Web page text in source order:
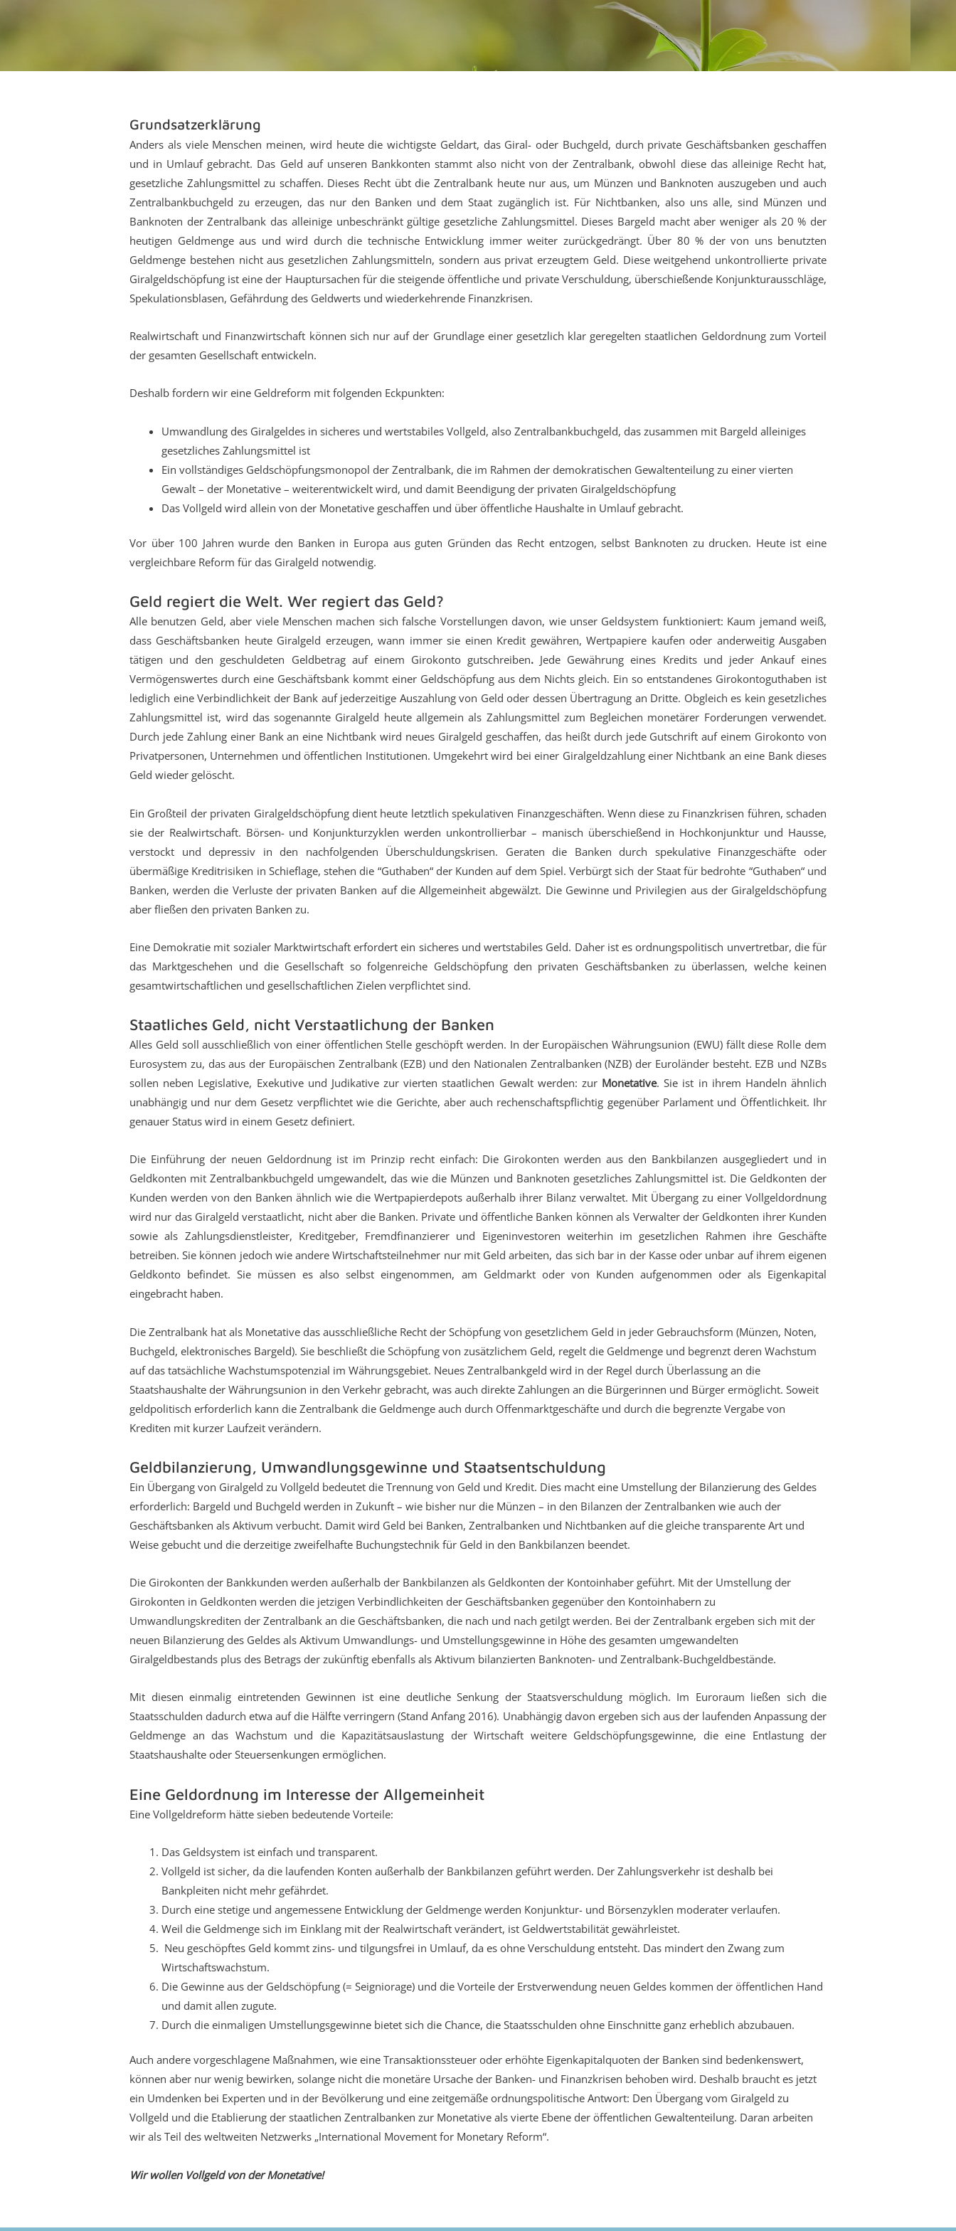
Grundsatzerklärung
Anders als viele Menschen meinen, wird heute die wichtigste Geldart, das Giral- oder Buchgeld, durch private Geschäftsbanken geschaffen
und in Umlauf gebracht. Das Geld auf unseren Bankkonten stammt also nicht von der Zentralbank, obwohl diese das alleinige Recht hat,
gesetzliche Zahlungsmittel zu schaffen. Dieses Recht übt die Zentralbank heute nur aus, um Münzen und Banknoten auszugeben und auch
Zentralbankbuchgeld zu erzeugen, das nur den Banken und dem Staat zugänglich ist. Für Nichtbanken, also uns alle, sind Münzen und
Banknoten der Zentralbank das alleinige unbeschränkt gültige gesetzliche Zahlungsmittel. Dieses Bargeld macht aber weniger als 20 % der
heutigen Geldmenge aus und wird durch die technische Entwicklung immer weiter zurückgedrängt. Über 80 % der von uns benutzten
Geldmenge bestehen nicht aus gesetzlichen Zahlungsmitteln, sondern aus privat erzeugtem Geld. Diese weitgehend unkontrollierte private
Giralgeldschöpfung ist eine der Hauptursachen für die steigende öffentliche und private Verschuldung, überschießende Konjunkturausschläge,
Spekulationsblasen, Gefährdung des Geldwerts und wiederkehrende Finanzkrisen.
Realwirtschaft und Finanzwirtschaft können sich nur auf der Grundlage einer gesetzlich klar geregelten staatlichen Geldordnung zum Vorteil
der gesamten Gesellschaft entwickeln.
Deshalb fordern wir eine Geldreform mit folgenden Eckpunkten:
Umwandlung des Giralgeldes in sicheres und wertstabiles Vollgeld, also Zentralbankbuchgeld, das zusammen mit Bargeld alleiniges
gesetzliches Zahlungsmittel ist
Ein vollständiges Geldschöpfungsmonopol der Zentralbank, die im Rahmen der demokratischen Gewaltenteilung zu einer vierten
Gewalt – der Monetative – weiterentwickelt wird, und damit Beendigung der privaten Giralgeldschöpfung
Das Vollgeld wird allein von der Monetative geschaffen und über öffentliche Haushalte in Umlauf gebracht.
Vor über 100 Jahren wurde den Banken in Europa aus guten Gründen das Recht entzogen, selbst Banknoten zu drucken. Heute ist eine
vergleichbare Reform für das Giralgeld notwendig.
Geld regiert die Welt. Wer regiert das Geld?
Alle benutzen Geld, aber viele Menschen machen sich falsche Vorstellungen davon, wie unser Geldsystem funktioniert: Kaum jemand weiß,
dass Geschäftsbanken heute Giralgeld erzeugen, wann immer sie einen Kredit gewähren, Wertpapiere kaufen oder anderweitig Ausgaben
tätigen und den geschuldeten Geldbetrag auf einem Girokonto gutschreiben. Jede Gewährung eines Kredits und jeder Ankauf eines
Vermögenswertes durch eine Geschäftsbank kommt einer Geldschöpfung aus dem Nichts gleich. Ein so entstandenes Girokontoguthaben ist
lediglich eine Verbindlichkeit der Bank auf jederzeitige Auszahlung von Geld oder dessen Übertragung an Dritte. Obgleich es kein gesetzliches
Zahlungsmittel ist, wird das sogenannte Giralgeld heute allgemein als Zahlungsmittel zum Begleichen monetärer Forderungen verwendet.
Durch jede Zahlung einer Bank an eine Nichtbank wird neues Giralgeld geschaffen, das heißt durch jede Gutschrift auf einem Girokonto von
Privatpersonen, Unternehmen und öffentlichen Institutionen. Umgekehrt wird bei einer Giralgeldzahlung einer Nichtbank an eine Bank dieses
Geld wieder gelöscht.
Ein Großteil der privaten Giralgeldschöpfung dient heute letztlich spekulativen Finanzgeschäften. Wenn diese zu Finanzkrisen führen, schaden
sie der Realwirtschaft. Börsen- und Konjunkturzyklen werden unkontrollierbar – manisch überschießend in Hochkonjunktur und Hausse,
verstockt und depressiv in den nachfolgenden Überschuldungskrisen. Geraten die Banken durch spekulative Finanzgeschäfte oder
übermäßige Kreditrisiken in Schieflage, stehen die “Guthaben“ der Kunden auf dem Spiel. Verbürgt sich der Staat für bedrohte “Guthaben“ und
Banken, werden die Verluste der privaten Banken auf die Allgemeinheit abgewälzt. Die Gewinne und Privilegien aus der Giralgeldschöpfung
aber fließen den privaten Banken zu.
Eine Demokratie mit sozialer Marktwirtschaft erfordert ein sicheres und wertstabiles Geld. Daher ist es ordnungspolitisch unvertretbar, die für
das Marktgeschehen und die Gesellschaft so folgenreiche Geldschöpfung den privaten Geschäftsbanken zu überlassen, welche keinen
gesamtwirtschaftlichen und gesellschaftlichen Zielen verpflichtet sind.
Staatliches Geld, nicht Verstaatlichung der Banken
Alles Geld soll ausschließlich von einer öffentlichen Stelle geschöpft werden. In der Europäischen Währungsunion (EWU) fällt diese Rolle dem
Eurosystem zu, das aus der Europäischen Zentralbank (EZB) und den Nationalen Zentralbanken (NZB) der Euroländer besteht. EZB und NZBs
sollen neben Legislative, Exekutive und Judikative zur vierten staatlichen Gewalt werden: zur Monetative. Sie ist in ihrem Handeln ähnlich
unabhängig und nur dem Gesetz verpflichtet wie die Gerichte, aber auch rechenschaftspflichtig gegenüber Parlament und Öffentlichkeit. Ihr
genauer Status wird in einem Gesetz definiert.
Die Einführung der neuen Geldordnung ist im Prinzip recht einfach: Die Girokonten werden aus den Bankbilanzen ausgegliedert und in
Geldkonten mit Zentralbankbuchgeld umgewandelt, das wie die Münzen und Banknoten gesetzliches Zahlungsmittel ist. Die Geldkonten der
Kunden werden von den Banken ähnlich wie die Wertpapierdepots außerhalb ihrer Bilanz verwaltet. Mit Übergang zu einer Vollgeldordnung
wird nur das Giralgeld verstaatlicht, nicht aber die Banken. Private und öffentliche Banken können als Verwalter der Geldkonten ihrer Kunden
sowie als Zahlungsdienstleister, Kreditgeber, Fremdfinanzierer und Eigeninvestoren weiterhin im gesetzlichen Rahmen ihre Geschäfte
betreiben. Sie können jedoch wie andere Wirtschaftsteilnehmer nur mit Geld arbeiten, das sich bar in der Kasse oder unbar auf ihrem eigenen
Geldkonto befindet. Sie müssen es also selbst eingenommen, am Geldmarkt oder von Kunden aufgenommen oder als Eigenkapital
eingebracht haben.
Die Zentralbank hat als Monetative das ausschließliche Recht der Schöpfung von gesetzlichem Geld in jeder Gebrauchsform (Münzen, Noten,
Buchgeld, elektronisches Bargeld). Sie beschließt die Schöpfung von zusätzlichem Geld, regelt die Geldmenge und begrenzt deren Wachstum
auf das tatsächliche Wachstumspotenzial im Währungsgebiet. Neues Zentralbankgeld wird in der Regel durch Überlassung an die
Staatshaushalte der Währungsunion in den Verkehr gebracht, was auch direkte Zahlungen an die Bürgerinnen und Bürger ermöglicht. Soweit
geldpolitisch erforderlich kann die Zentralbank die Geldmenge auch durch Offenmarktgeschäfte und durch die begrenzte Vergabe von
Krediten mit kurzer Laufzeit verändern.
Geldbilanzierung, Umwandlungsgewinne und Staatsentschuldung
Ein Übergang von Giralgeld zu Vollgeld bedeutet die Trennung von Geld und Kredit. Dies macht eine Umstellung der Bilanzierung des Geldes
erforderlich: Bargeld und Buchgeld werden in Zukunft – wie bisher nur die Münzen – in den Bilanzen der Zentralbanken wie auch der
Geschäftsbanken als Aktivum verbucht. Damit wird Geld bei Banken, Zentralbanken und Nichtbanken auf die gleiche transparente Art und
Weise gebucht und die derzeitige zweifelhafte Buchungstechnik für Geld in den Bankbilanzen beendet.
Die Girokonten der Bankkunden werden außerhalb der Bankbilanzen als Geldkonten der Kontoinhaber geführt. Mit der Umstellung der
Girokonten in Geldkonten werden die jetzigen Verbindlichkeiten der Geschäftsbanken gegenüber den Kontoinhabern zu
Umwandlungskrediten der Zentralbank an die Geschäftsbanken, die nach und nach getilgt werden. Bei der Zentralbank ergeben sich mit der
neuen Bilanzierung des Geldes als Aktivum Umwandlungs- und Umstellungsgewinne in Höhe des gesamten umgewandelten
Giralgeldbestands plus des Betrags der zukünftig ebenfalls als Aktivum bilanzierten Banknoten- und Zentralbank-Buchgeldbestände.
Mit diesen einmalig eintretenden Gewinnen ist eine deutliche Senkung der Staatsverschuldung möglich. Im Euroraum ließen sich die
Staatsschulden dadurch etwa auf die Hälfte verringern (Stand Anfang 2016). Unabhängig davon ergeben sich aus der laufenden Anpassung der
Geldmenge an das Wachstum und die Kapazitätsauslastung der Wirtschaft weitere Geldschöpfungsgewinne, die eine Entlastung der
Staatshaushalte oder Steuersenkungen ermöglichen.
Eine Geldordnung im Interesse der Allgemeinheit
Eine Vollgeldreform hätte sieben bedeutende Vorteile:
Das Geldsystem ist einfach und transparent.
Vollgeld ist sicher, da die laufenden Konten außerhalb der Bankbilanzen geführt werden. Der Zahlungsverkehr ist deshalb bei
Bankpleiten nicht mehr gefährdet.
Durch eine stetige und angemessene Entwicklung der Geldmenge werden Konjunktur- und Börsenzyklen moderater verlaufen.
Weil die Geldmenge sich im Einklang mit der Realwirtschaft verändert, ist Geldwertstabilität gewährleistet.
Neu geschöpftes Geld kommt zins- und tilgungsfrei in Umlauf, da es ohne Verschuldung entsteht. Das mindert den Zwang zum
Wirtschaftswachstum.
Die Gewinne aus der Geldschöpfung (= Seigniorage) und die Vorteile der Erstverwendung neuen Geldes kommen der öffentlichen Hand
und damit allen zugute.
Durch die einmaligen Umstellungsgewinne bietet sich die Chance, die Staatsschulden ohne Einschnitte ganz erheblich abzubauen.
Auch andere vorgeschlagene Maßnahmen, wie eine Transaktionssteuer oder erhöhte Eigenkapitalquoten der Banken sind bedenkenswert,
können aber nur wenig bewirken, solange nicht die monetäre Ursache der Banken- und Finanzkrisen behoben wird. Deshalb braucht es jetzt
ein Umdenken bei Experten und in der Bevölkerung und eine zeitgemäße ordnungspolitische Antwort: Den Übergang vom Giralgeld zu
Vollgeld und die Etablierung der staatlichen Zentralbanken zur Monetative als vierte Ebene der öffentlichen Gewaltenteilung. Daran arbeiten
wir als Teil des weltweiten Netzwerks „International Movement for Monetary Reform“.
Wir wollen Vollgeld von der Monetative!